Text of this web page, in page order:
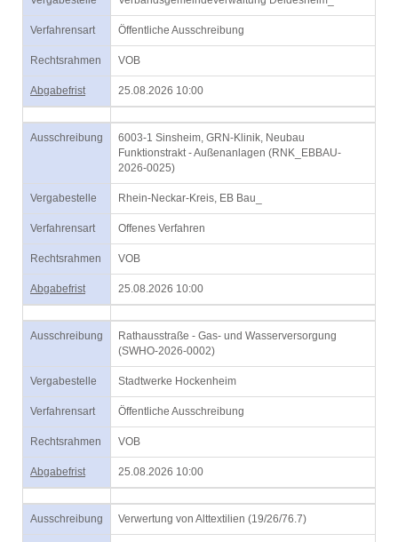
Verfahrensart Öffentliche Ausschreibung
Rechtsrahmen VOB
Abgabefrist 25.08.2026 10:00
Ausschreibung
6003-1 Sinsheim, GRN-Klinik, Neubau
Funktionstrakt - Außenanlagen (RNK_EBBAU-
2026-0025)
Vergabestelle Rhein-Neckar-Kreis, EB Bau_
Verfahrensart Offenes Verfahren
Rechtsrahmen VOB
Abgabefrist 25.08.2026 10:00
Ausschreibung
Rathausstraße - Gas- und Wasserversorgung
(SWHO-2026-0002)
Vergabestelle Stadtwerke Hockenheim
Verfahrensart Öffentliche Ausschreibung
Rechtsrahmen VOB
Abgabefrist 25.08.2026 10:00
Ausschreibung Verwertung von Alttextilien (19/26/76.7)